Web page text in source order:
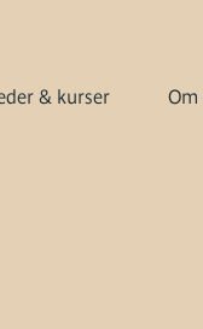
& kurser Om